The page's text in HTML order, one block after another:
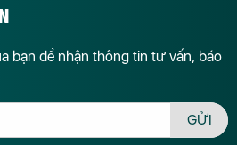
bạn để nhận thông tin tư vấn, báo
GỬI